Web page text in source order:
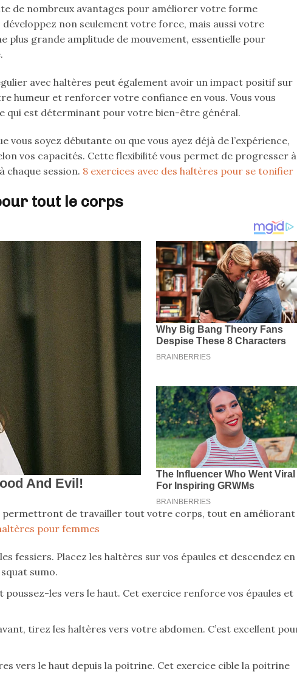
de nombreux avantages pour améliorer votre forme
non seulement votre force, mais aussi votre
grande amplitude de mouvement, essentielle pour
avec haltères peut également avoir un impact positif sur
humeur et renforcer votre confiance en vous. Vous vous
qui est déterminant pour votre bien-être général.
soyez débutante ou que vous ayez déjà de l’expérience,
vos capacités. Cette flexibilité vous permet de progresser à
session. 8 exercices avec des haltères pour se tonifier
tout le corps
permettront de travailler tout votre corps, tout en améliorant
pour femmes
fessiers. Placez les haltères sur vos épaules et descendez en
sumo.
poussez-les vers le haut. Cet exercice renforce vos épaules et
tirez les haltères vers votre abdomen. C’est excellent
vers le haut depuis la poitrine. Cet exercice cible la poitrine